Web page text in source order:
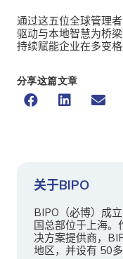
通过这五位全球管理
驱动与本地智慧为桥
持续赋能企业在多变格
分享这篇文章
关于BIPO
BIPO（必博）成
国总部位于上海
决方案提供商，
地区，并设有 50